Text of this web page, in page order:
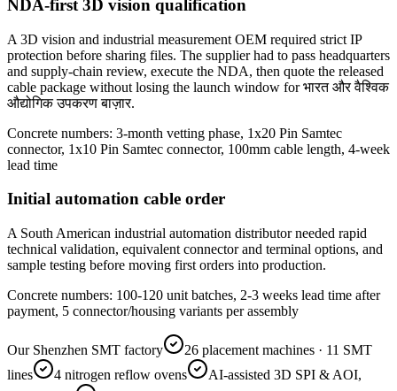
NDA-first 3D vision qualification
A 3D vision and industrial measurement OEM required strict IP
protection before sharing files. The supplier had to pass headquarters
and supply-chain review, execute the NDA, then quote the released
cable package without losing the launch window for भारत और वैश्विक
औद्योगिक उपकरण बाज़ार.
Concrete numbers: 3-month vetting phase, 1x20 Pin Samtec
connector, 1x10 Pin Samtec connector, 100mm cable length, 4-week
lead time
Initial automation cable order
A South American industrial automation distributor needed rapid
technical validation, equivalent connector and terminal options, and
sample testing before moving first orders into production.
Concrete numbers: 100-120 unit batches, 2-3 weeks lead time after
payment, 5 connector/housing variants per assembly
Our Shenzhen SMT factory
26 placement machines · 11 SMT
lines
4 nitrogen reflow ovens
AI-assisted 3D SPI & AOI,